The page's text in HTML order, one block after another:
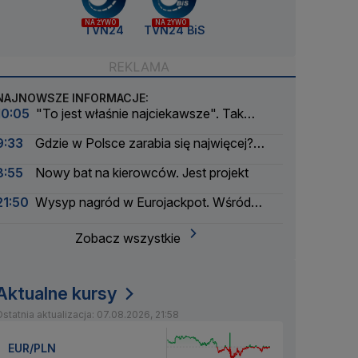
NA ŻYWO
TVN24
NA ŻYWO
TVN24 BiS
INFORMACJE:
"To jest właśnie najciekawsze". Tak
Gdzie w Polsce zarabia się najwięcej?
Nowy bat na kierowców. Jest projekt
Wysyp nagród w Eurojackpot. Wśród
Zobacz wszystkie
kursy
aktualizacja: 07.08.2026, 21:58
EUR/PLN